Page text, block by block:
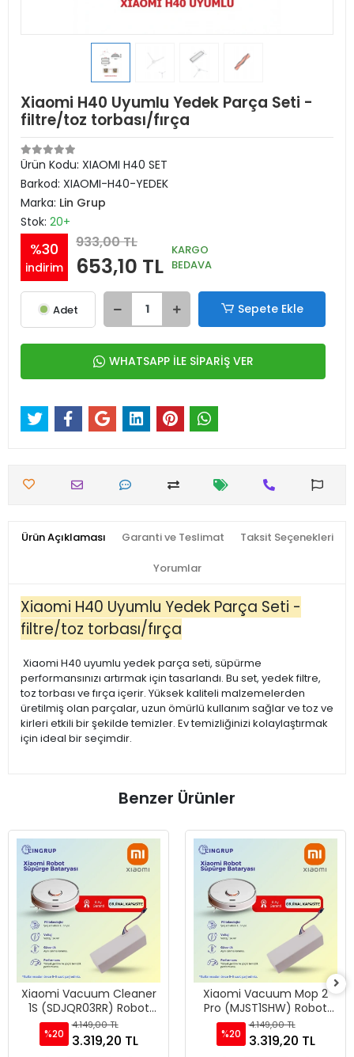
Xiaomi H40 Uyumlu Yedek Parça Seti -
filtre/toz torbası/fırça
Ürün Kodu: XIAOMI H40 SET
Barkod: XIAOMI-H40-YEDEK
Marka: Lin Grup
Stok: 20+
%30
indirim
933,00 TL
653,10 TL
KARGO
BEDAVA
Adet Sepete Ekle
WHATSAPP İLE SİPARİŞ VER
Ürün Açıklaması Garanti ve Teslimat Taksit Seçenekleri
Yorumlar
Xiaomi H40 Uyumlu Yedek Parça Seti -
filtre/toz torbası/fırça
Xiaomi H40 uyumlu yedek parça seti, süpürme
performansınızı artırmak için tasarlandı. Bu set, yedek filtre,
toz torbası ve fırça içerir. Yüksek kaliteli malzemelerden
üretilmiş olan parçalar, uzun ömürlü kullanım sağlar ve toz ve
kirleri etkili bir şekilde temizler. Ev temizliğinizi kolaylaştırmak
için ideal bir seçimdir.
Benzer Ürünler
Xiaomi Vacuum Cleaner
1S (SDJQR03RR) Robot
Süpürge Uyumlu Batarya
7000 mAh -
%20
4.149,00 TL
3.319,20 TL
Xiaomi Vacuum Mop 2
Pro (MJST1SHW) Robot
Süpürge Uyumlu Batarya
7000 mAh -
%20
4.149,00 TL
3.319,20 TL